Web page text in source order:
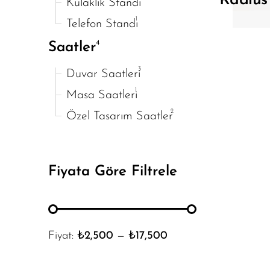
Kulaklık Standı
Telefon Standı
1
Saatler4
Duvar Saatleri3
Masa Saatleri
1
Özel Tasarım Saatler2
Fiyata Göre Filtrele
Fiyat: ₺2,500 — ₺17,500